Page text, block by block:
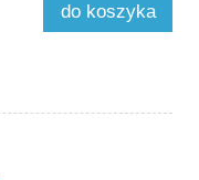
do koszyka